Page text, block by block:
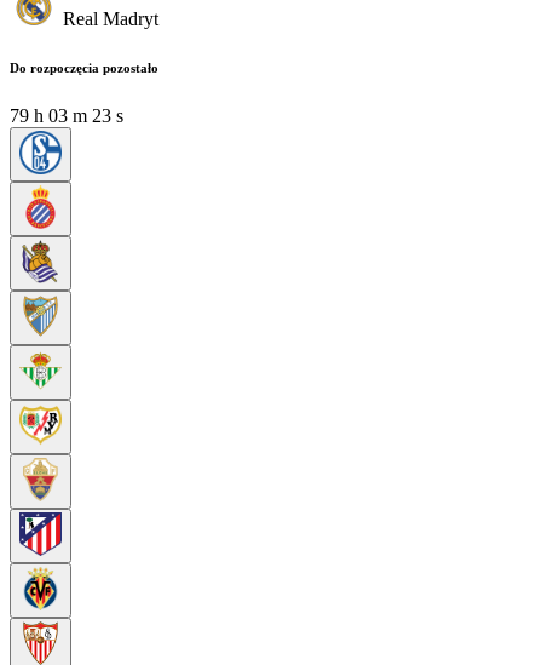
Real Madryt
Do rozpoczęcia pozostało
79 h 03 m 23 s